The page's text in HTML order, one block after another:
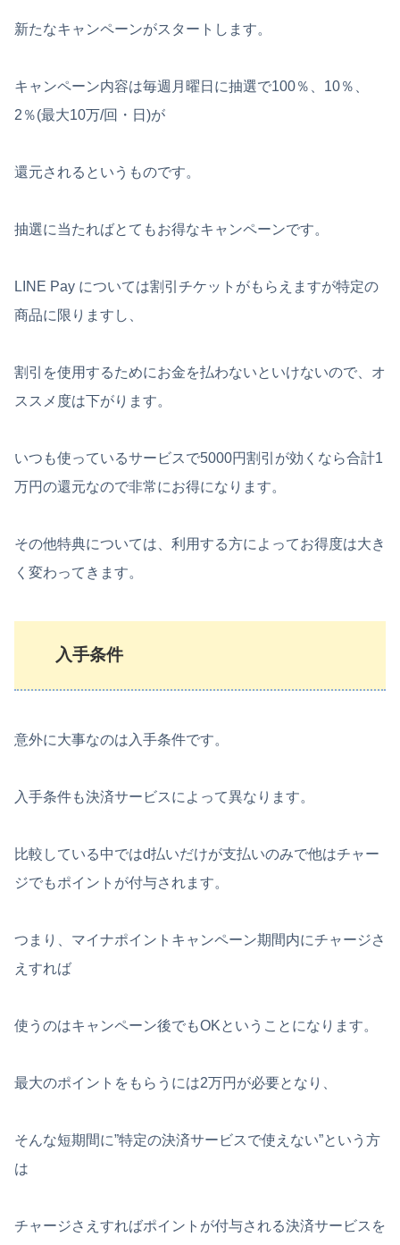
新たなキャンペーンがスタートします。
キャンペーン内容は毎週月曜日に抽選で100％、10％、
2％(最大10万/回・日)が
還元されるというものです。
抽選に当たればとてもお得なキャンペーンです。
LINE Pay については割引チケットがもらえますが特定の
商品に限りますし、
割引を使用するためにお金を払わないといけないので、オ
ススメ度は下がります。
いつも使っているサービスで5000円割引が効くなら合計1
万円の還元なので非常にお得になります。
その他特典については、利用する方によってお得度は大き
く変わってきます。
入手条件
意外に大事なのは入手条件です。
入手条件も決済サービスによって異なります。
比較している中ではd払いだけが支払いのみで他はチャー
ジでもポイントが付与されます。
つまり、マイナポイントキャンペーン期間内にチャージさ
えすれば
使うのはキャンペーン後でもOKということになります。
最大のポイントをもらうには2万円が必要となり、
そんな短期間に”特定の決済サービスで使えない”という方
は
チャージさえすればポイントが付与される決済サービスを